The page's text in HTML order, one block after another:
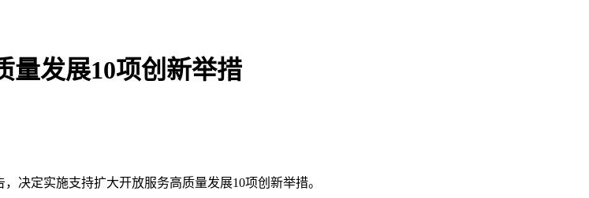
量发展10项创新举措
决定实施支持扩大开放服务高质量发展10项创新举措。